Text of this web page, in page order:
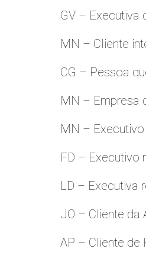
GV – Executiva
MN – Cliente
CG – Pessoa
MN – Empresa
MN –
FD – Executivo
LD – Executiva
JO – Cliente da
AP – Cliente de